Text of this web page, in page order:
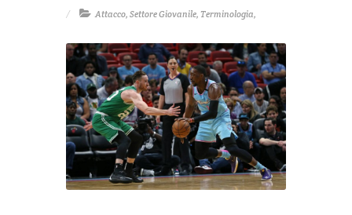
Attacco, Settore Giovanile, Terminologia,